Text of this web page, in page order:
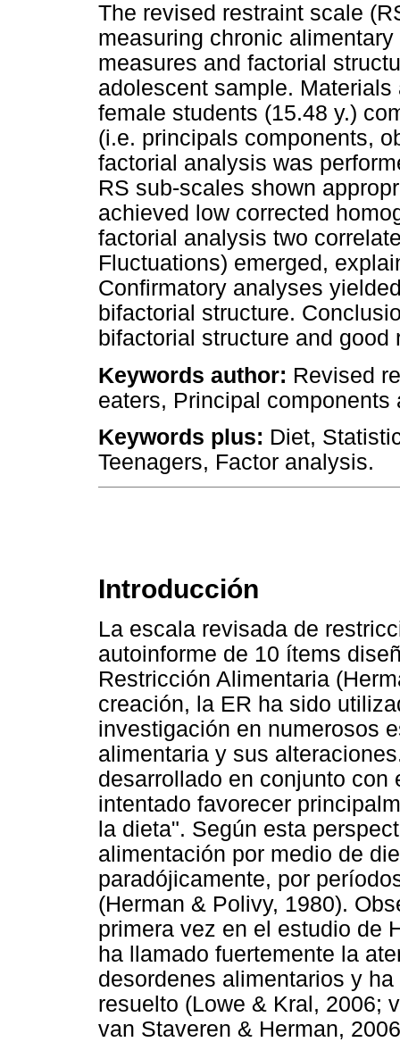
The revised restraint scale
measuring chronic
measures and factorial
adolescent sample.
female students (15.48 y.)
(i.e. principals components,
factorial analysis was
RS sub-scales shown
achieved low corrected
factorial analysis two
Fluctuations) emerged,
Confirmatory analyses
bifactorial structure.
bifactorial structure and
Keywords author: Revised
eaters, Principal
Keywords plus: Diet,
Teenagers, Factor analysis.
Introducción
La escala revisada de
autoinforme de 10 ítems
Restricción Alimentaria
creación, la ER ha sido
investigación en numerosos
alimentaria y sus
desarrollado en conjunto con
intentado favorecer
la dieta". Según esta
alimentación por medio de
paradójicamente, por
(Herman & Polivy, 1980).
primera vez en el estudio de
ha llamado fuertemente la
desordenes alimentarios y
resuelto (Lowe & Kral, 2006;
van Staveren & Herman,